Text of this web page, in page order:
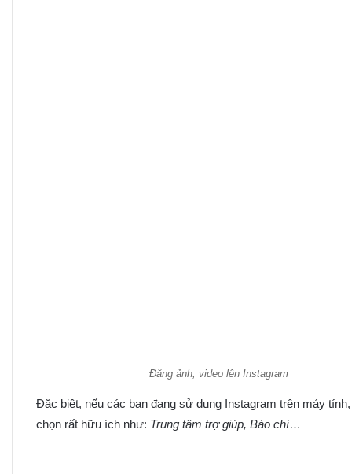
Đăng ảnh, video lên Instagram
Đặc biệt, nếu các bạn đang sử dụng Instagram trên máy
chọn rất hữu ích như: Trung tâm trợ giúp, Báo chí…